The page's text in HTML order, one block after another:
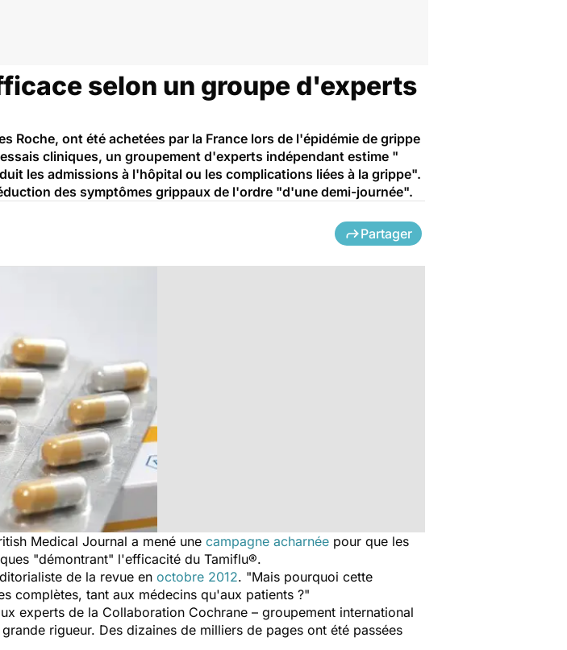
selon un groupe d'experts
Roche, ont été achetées par la France lors de l'épidémie de grippe
cliniques, un groupement d'experts indépendant estime "
les admissions à l'hôpital ou les complications liées à la grippe".
des symptômes grippaux de l'ordre "d'une demi-journée".
Partager
Medical Journal a mené une campagne acharnée pour que les
"démontrant" l'efficacité du Tamiflu®.
de la revue en octobre 2012. "Mais pourquoi cette
complètes, tant aux médecins qu'aux patients ?"
experts de la Collaboration Cochrane – groupement international
rigueur. Des dizaines de milliers de pages ont été passées